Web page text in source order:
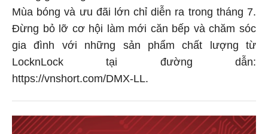
Mùa bóng và ưu đãi lớn chỉ diễn ra trong tháng 7.
Đừng bỏ lỡ cơ hội làm mới căn bếp và chăm sóc
gia đình với những sản phẩm chất lượng từ
LocknLock tại đường dẫn:
https://vnshort.com/DMX-LL.